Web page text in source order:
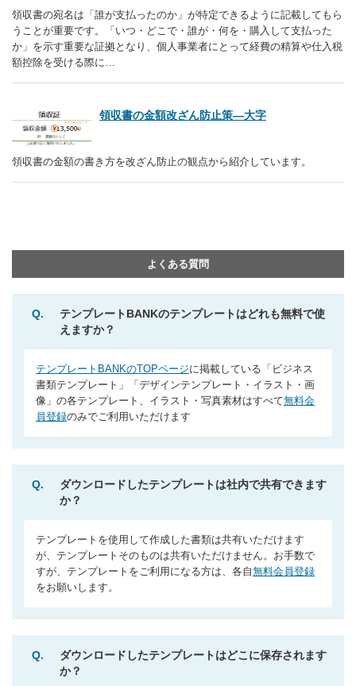
領収書の宛名は「誰が支払ったのか」が特定できるように記載してもら
うことが重要です。「いつ・どこで・誰が・何を・購入して支払った
か」を示す重要な証拠となり、個人事業者にとって経費の精算や仕入税
額控除を受ける際に…
領収書の金額改ざん防止策―大字
領収書の金額の書き方を改ざん防止の観点から紹介しています。
よくある質問
Q.
テンプレートBANKのテンプレートはどれも無料で使
えますか？
テンプレートBANKのTOPページに掲載している「ビジネス
書類テンプレート」「デザインテンプレート・イラスト・画
像」の各テンプレート、イラスト・写真素材はすべて無料会
員登録のみでご利用いただけます
Q.
ダウンロードしたテンプレートは社内で共有できます
か？
テンプレートを使用して作成した書類は共有いただけます
が、テンプレートそのものは共有いただけません。お手数で
すが、テンプレートをご利用になる方は、各自無料会員登録
をお願いします。
Q.
ダウンロードしたテンプレートはどこに保存されます
か？